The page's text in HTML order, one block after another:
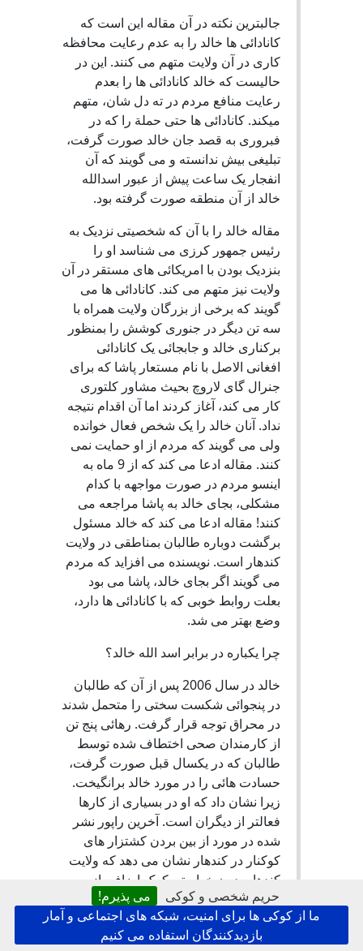
حریم شخصی و کوکی
می پذیرم!
ما از کوکی ها برای امنیت، شبکه های اجتماعی و آمار
بازدیدکنندگان استفاده می کنیم
جالبترین نکته در آن مقاله این است که
کانادائی ها خالد را به عدم رعایت محافظه
کاری در آن ولایت متهم می کنند. این در
حالیست که خالد کانادائی ها را بعدم
رعایت منافع مردم در ته دل شان، متهم
میکند. کانادائی ها حتی حملة را که در
فبروری به قصد جان خالد صورت گرفت،
تبلیغی بیش ندانسته و می گویند که آن
انفجار یک ساعت پیش از عبور اسدالله
خالد از آن منطقه صورت گرفته بود.
مقاله خالد را با آن که شخصیتی نزدیک به
رئیس جمهور کرزی می شناسد او را
بنزدیک بودن با امریکائی های مستقر در آن
ولایت نیز متهم می کند. کانادائی ها می
گویند که برخی از بزرگان ولایت همراه با
سه تن دیگر در جنوری کوشش را بمنظور
برکناری خالد و جابجائی یک کانادائی
افغانی الاصل با نام مستعار پاشا که برای
جنرال گای لاروچ بحیث مشاور کلتوری
کار می کند، آغاز کردند اما آن اقدام نتیجه
نداد. آنان خالد را یک شخص فعال خوانده
ولی می گویند که مردم از او حمایت نمی
کنند. مقاله ادعا می کند که از 9 ماه به
اینسو مردم در صورت مواجهه با کدام
مشکلی، بجای خالد به پاشا مراجعه می
کنند! مقاله ادعا می کند که خالد مسئول
برگشت دوباره طالبان بمناطقی در ولایت
کندهار است. نویسنده می افزاید که مردم
می گویند اگر بجای خالد، پاشا می بود
بعلت روابط خوبی که با کانادائی ها دارد،
وضع بهتر می شد.
چرا یکباره در برابر اسد الله خالد؟
خالد در سال 2006 پس از آن که طالبان
در پنجوائی شکست سختی را متحمل شدند
در محراق توجه قرار گرفت. رهائی پنج تن
از کارمندان صحی اختطاف شده توسط
طالبان که در یکسال قبل صورت گرفت،
حسادت هائی را در مورد خالد برانگیخت.
زیرا نشان داد که او در بسیاری از کارها
فعالتر از دیگران است. آخرین راپور نشر
شده در مورد از بین بردن کشتزار های
کوکنار در کندهار نشان می دهد که ولایت
کندهار بدون خواستن کمک اضافی از
مرکز، توانسته است با استفاده از پولیس
مستقر در آن ولایت بصدها جریب زمبن را
از کشت مواد مخدر پاکسازی کند. این